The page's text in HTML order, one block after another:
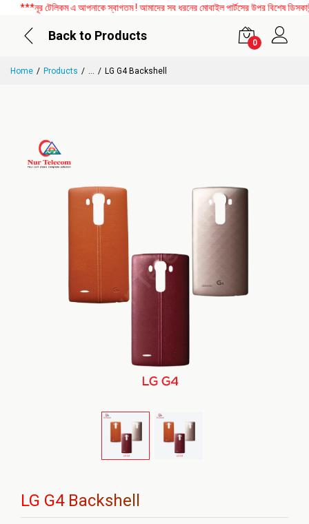
***নূর টেলিকম এ আপনাকে স্বাগতম ! আমাদের সব ধরনের মোবাইল পার্টসের উপর বিশেষ
Back to Products
0
Home Products ... LG G4 Backshell
LG G4 Backshell